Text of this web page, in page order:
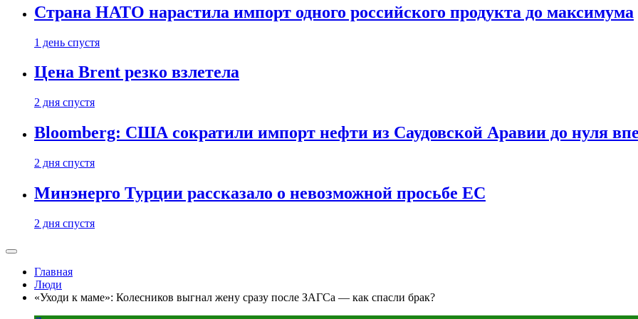
Страна НАТО нарастила импорт одного российского продукта до максимума
1 день спустя
Цена Brent резко взлетела
2 дня спустя
Bloomberg: США сократили импорт нефти из Саудовской Аравии до нуля
2 дня спустя
Минэнерго Турции рассказало о невозможной просьбе ЕС
2 дня спустя
Главная
Люди
«Уходи к маме»: Колесников выгнал жену сразу после ЗАГСа — как спасли брак?